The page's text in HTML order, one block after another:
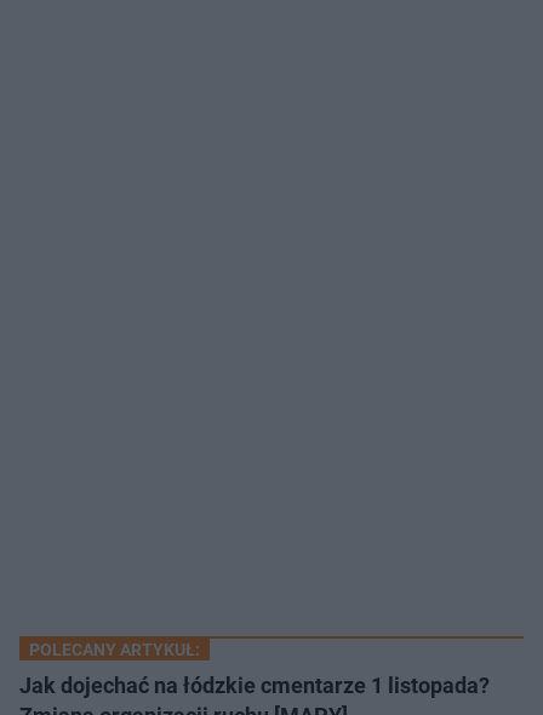
POLECANY ARTYKUŁ:
Jak dojechać na łódzkie cmentarze 1 listopada?